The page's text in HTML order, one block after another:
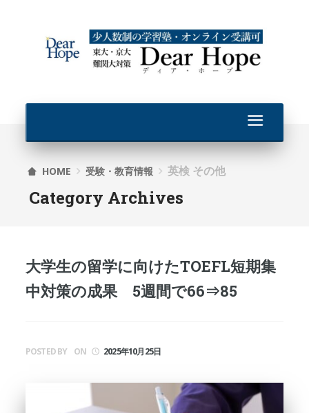
HOME 受験・教育情報 英検 その他
Category Archives
大学生の留学に向けたTOEFL短期集
中対策の成果 5週間で66⇒85
POSTED BY ON 2025年10月25日